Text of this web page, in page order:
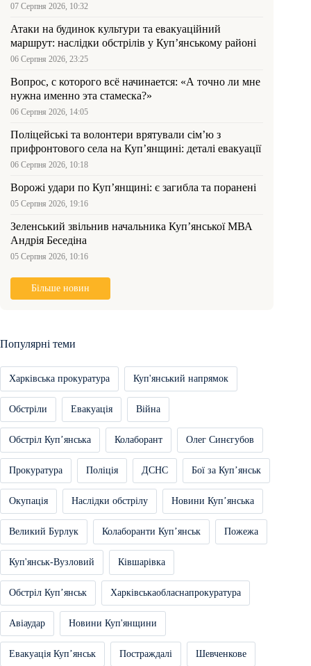
07 Серпня 2026, 10:32
Атаки на будинок культури та евакуаційний
маршрут: наслідки обстрілів у Куп’янському районі
06 Серпня 2026, 23:25
Вопрос, с которого всё начинается: «А точно ли мне
нужна именно эта стамеска?»
06 Серпня 2026, 14:05
Поліцейські та волонтери врятували сім’ю з
прифронтового села на Куп’янщині: деталі евакуації
06 Серпня 2026, 10:18
Ворожі удари по Куп’янщині: є загибла та поранені
05 Серпня 2026, 19:16
Зеленський звільнив начальника Купʼянської МВА
Андрія Беседіна
05 Серпня 2026, 10:16
Більше новин
Популярні теми
Харківська прокуратура Куп'янський напрямок
Обстріли Евакуація Війна
Обстріл Купʼянська Колаборант Олег Синєгубов
Прокуратура Поліція ДСНС Бої за Купʼянськ
Окупація Наслідки обстрілу Новини Купʼянська
Великий Бурлук Колаборанти Купʼянськ Пожежа
Куп'янськ-Вузловий Ківшарівка
Обстріл Купʼянськ Харківськаобласнапрокуратура
Авіаудар Новини Куп'янщини
Евакуація Купʼянськ Постраждалі Шевченкове